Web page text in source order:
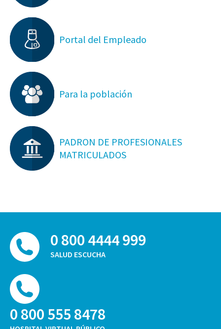
Portal del Empleado
Para la población
PADRON DE PROFESIONALES
MATRICULADOS
0 800 4444 999
SALUD ESCUCHA
0 800 555 8478